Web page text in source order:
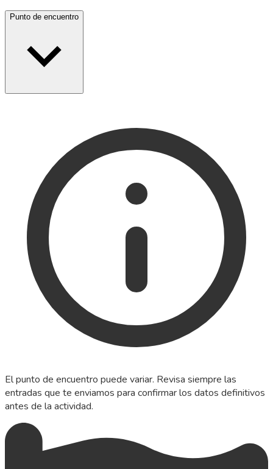
Punto de encuentro
El punto de encuentro puede variar. Revisa siempre las
entradas que te enviamos para confirmar los datos definitivos
antes de la actividad.